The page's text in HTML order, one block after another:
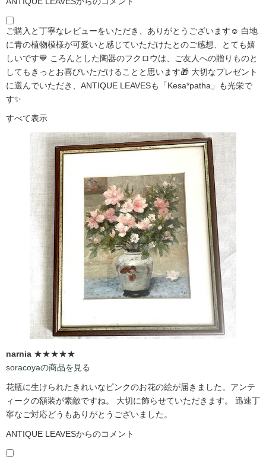
ご購入と丁寧なレビューをいただき、ありがとうございます☺️ 白地
に青の植物模様が可愛いと感じていただけたとのご感想、とても嬉
しいです💙 ころんとした陶器のフクロウは、ご友人への贈りものと
してもきっとお喜びいただけることと思います🎁 大切なプレゼント
に選んでいただき、ANTIQUE LEAVESも「Kesa*patha」も光栄で
す✨
すべて表示
narnia ★★★★★
soracoyaの商品を見る
花瓶に生けられたきれいなピンクのお花の絵が届きました。アンテ
ィークの額装が素敵ですね。 大切に飾らせていただきます。 迅速丁
寧なご対応どうもありがとうございました。
ANTIQUE LEAVESからのコメント